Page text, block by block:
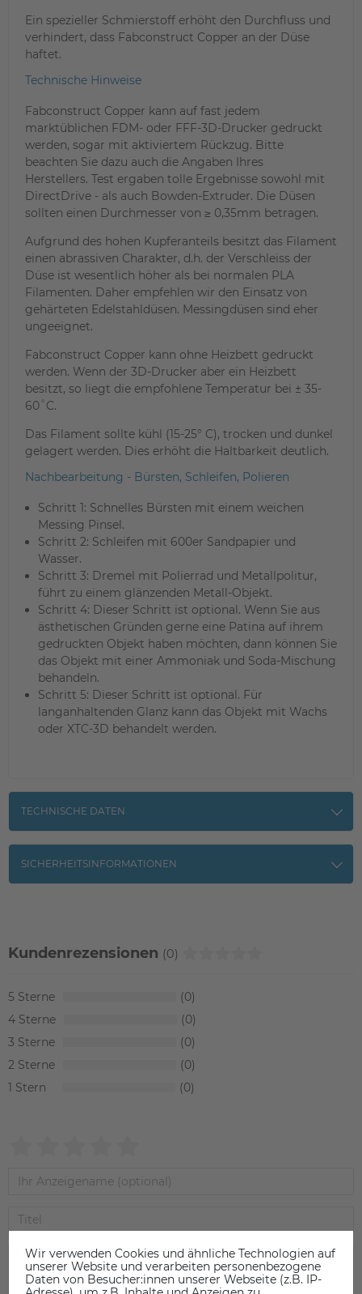
Ein spezieller Schmierstoff erhöht den Durchfluss und
verhindert, dass Fabconstruct Copper an der Düse
haftet.
Technische Hinweise
Fabconstruct Copper kann auf fast jedem
marktüblichen FDM- oder FFF-3D-Drucker gedruckt
werden, sogar mit aktiviertem Rückzug. Bitte
beachten Sie dazu auch die Angaben Ihres
Herstellers. Test ergaben tolle Ergebnisse sowohl mit
DirectDrive - als auch Bowden-Extruder. Die Düsen
sollten einen Durchmesser von ≥ 0,35mm betragen.
Aufgrund des hohen Kupferanteils besitzt das Filament
einen abrassiven Charakter, d.h. der Verschleiss der
Düse ist wesentlich höher als bei normalen PLA
Filamenten. Daher empfehlen wir den Einsatz von
gehärteten Edelstahldüsen. Messingdüsen sind eher
ungeeignet.
Fabconstruct Copper kann ohne Heizbett gedruckt
werden. Wenn der 3D-Drucker aber ein Heizbett
besitzt, so liegt die empfohlene Temperatur bei ± 35-
60˚C.
Das Filament sollte kühl (15-25° C), trocken und dunkel
gelagert werden. Dies erhöht die Haltbarkeit deutlich.
Nachbearbeitung - Bürsten, Schleifen, Polieren
Schritt 1: Schnelles Bürsten mit einem weichen
Messing Pinsel.
Schritt 2: Schleifen mit 600er Sandpapier und
Wasser.
Schritt 3: Dremel mit Polierrad und Metallpolitur,
führt zu einem glänzenden Metall-Objekt.
Schritt 4: Dieser Schritt ist optional. Wenn Sie aus
ästhetischen Gründen gerne eine Patina auf ihrem
gedruckten Objekt haben möchten, dann können Sie
das Objekt mit einer Ammoniak und Soda-Mischung
behandeln.
Schritt 5: Dieser Schritt ist optional. Für
langanhaltenden Glanz kann das Objekt mit Wachs
oder XTC-3D behandelt werden.
TECHNISCHE DATEN
SICHERHEITSINFORMATIONEN
Kundenrezensionen (0)
5
0
4
0
3
0
2
0
1
0
Wir verwenden Cookies und ähnliche Technologien auf
unserer Website und verarbeiten personenbezogene
Daten von Besucher:innen unserer Webseite (z.B. IP-